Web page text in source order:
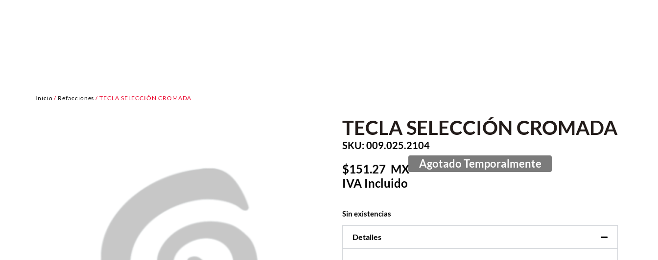
Inicio / Refacciones / TECLA SELECCIÓN CROMADA
TECLA SELECCIÓN CROMADA
SKU: 009.025.2104
151.27
Sin existencias
Detalles